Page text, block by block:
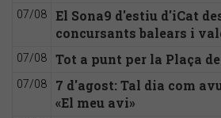
07/08
El Sona9 d'estiu d'iCat
concursants balears i
07/08 Tot a punt per la Plaça
07/08
7 d'agost: Tal dia com
«El meu avi»